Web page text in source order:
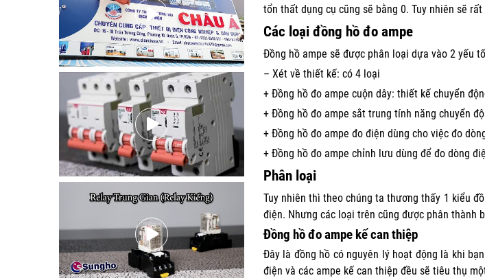
tổn thất dụng cụ cũng sẽ bằng 0. Tuy nhiên sẽ
Các loại đồng hồ đo ampe
Đồng hồ ampe sẽ được phân loại dựa vào 2 yếu
– Xét về thiết kế: có 4 loại
+ Đồng hồ đo ampe cuộn dây: thiết kế chuyển
+ Đồng hồ đo ampe sắt trung tính năng chuyển
+ Đồng hồ đo ampe đo điện dùng cho việc đo
+ Đồng hồ đo ampe chỉnh lưu dùng để đo dòng
Phân loại
Tuy nhiên thì theo chúng ta thương thấy 1 kiểu
điện. Nhưng các loại trên cũng được phân thành
Đồng hồ đo ampe kế can thiệp
Đây là đồng hồ có nguyên lý hoạt động là khi
điện và các ampe kế can thiệp đều sẽ tiêu thụ